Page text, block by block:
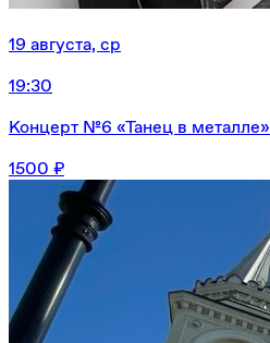
19 августа, ср
19:30
Концерт №6 «Танец в металле»
1500 ₽